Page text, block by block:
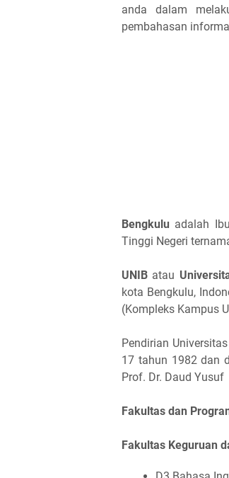
anda dalam
pembahasan
Bengkulu adalah
Tinggi Negeri
UNIB atau
kota Bengkulu,
(Kompleks Kampus
Pendirian
17 tahun 1982 dan
Prof. Dr. Daud Yusuf
Fakultas dan
Fakultas Keguruan